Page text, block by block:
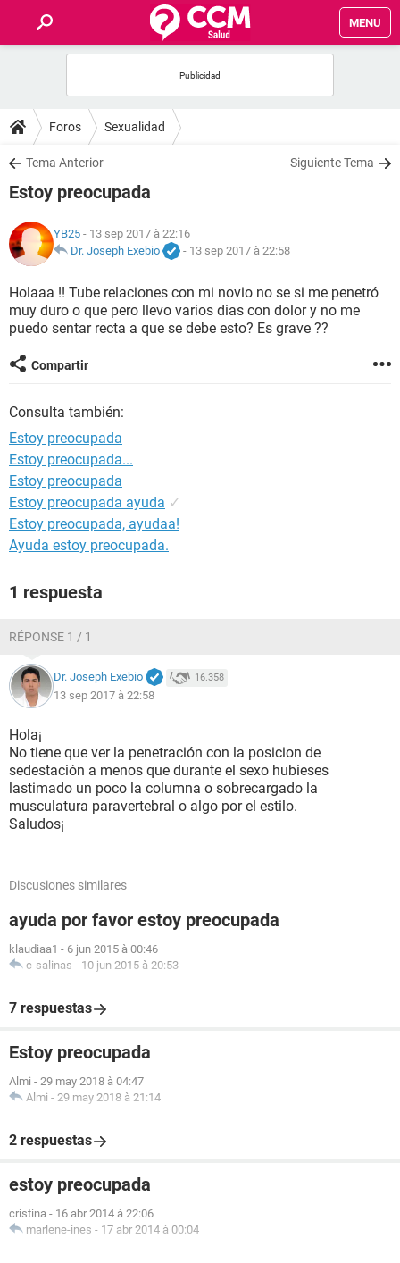
MENU
FORUMS
SALUD
FAMILIA
NUTRICIÓN
BIENESTAR
Foros Sexualidad
Tema Anterior Siguiente Tema
Estoy preocupada
YB25 - 13 sep 2017 à 22:16
Dr. Joseph Exebio
- 13 sep 2017 à 22:58
Holaaa !! Tube relaciones con mi novio no se si me penetró
muy duro o que pero llevo varios dias con dolor y no me
puedo sentar recta a que se debe esto? Es grave ??
Compartir
Consulta también:
Estoy preocupada
Estoy preocupada...
Estoy preocupada
Estoy preocupada ayuda ✓
Estoy preocupada, ayudaa!
Ayuda estoy preocupada.
1 respuesta
RÉPONSE 1 / 1
Dr. Joseph Exebio 16.358
13 sep 2017 à 22:58
Hola¡
No tiene que ver la penetración con la posicion de
sedestación a menos que durante el sexo hubieses
lastimado un poco la columna o sobrecargado la
musculatura paravertebral o algo por el estilo.
Saludos¡
Discusiones similares
ayuda por favor estoy preocupada
klaudiaa1 - 6 jun 2015 à 00:46
c-salinas - 10 jun 2015 à 20:53
7 respuestas
Estoy preocupada
Almi - 29 may 2018 à 04:47
Almi - 29 may 2018 à 21:14
2 respuestas
estoy preocupada
cristina - 16 abr 2014 à 22:06
marlene-ines - 17 abr 2014 à 00:04